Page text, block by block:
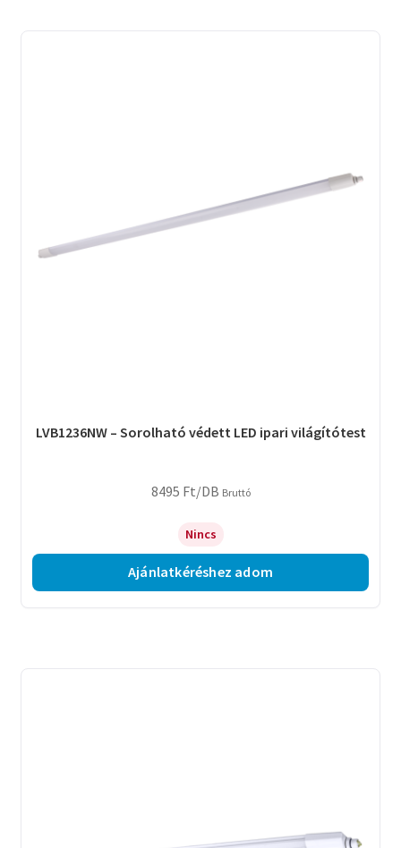
LVB1236NW – Sorolható védett LED ipari világítótest
8495 Ft/DB Bruttó
Nincs
Ajánlatkéréshez adom